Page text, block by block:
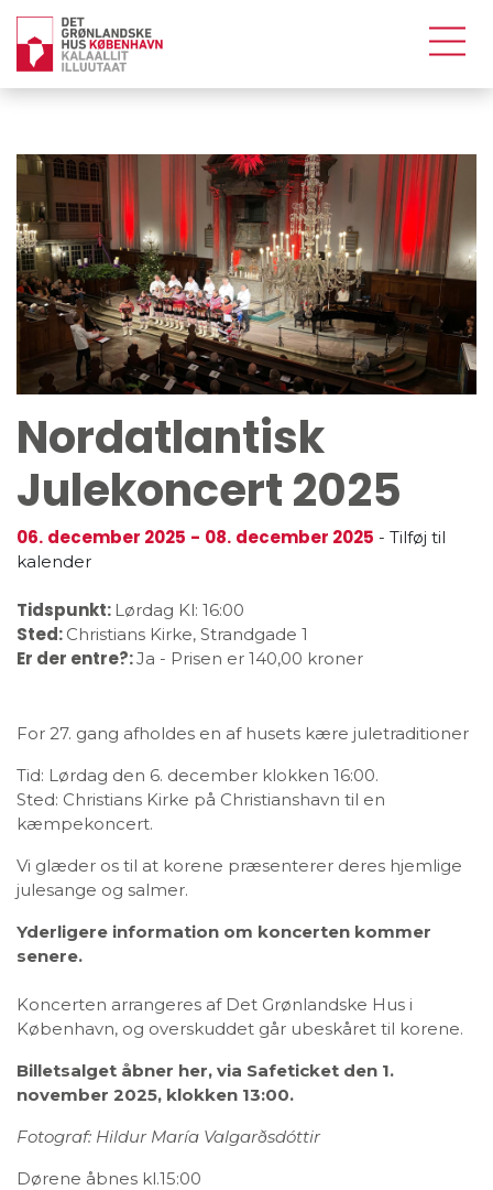
Nordatlantisk
Julekoncert 2025
06. december 2025 - 08. december 2025 - Tilføj til
kalender
Tidspunkt: Lørdag Kl: 16:00
Sted: Christians Kirke, Strandgade 1
Er der entre?:Ja - Prisen er 140,00 kroner
For 27. gang afholdes en af husets kære juletraditioner
Tid: Lørdag den 6. december klokken 16:00.
Sted: Christians Kirke på Christianshavn til en
kæmpekoncert.
Vi glæder os til at korene præsenterer deres hjemlige
julesange og salmer.
Yderligere information om koncerten kommer
senere.
Koncerten arrangeres af Det Grønlandske Hus i
København, og overskuddet går ubeskåret til korene.
Billetsalget åbner her, via Safeticket den 1.
november 2025, klokken 13:00.
Fotograf: Hildur María Valgarðsdóttir
Dørene åbnes kl.15:00